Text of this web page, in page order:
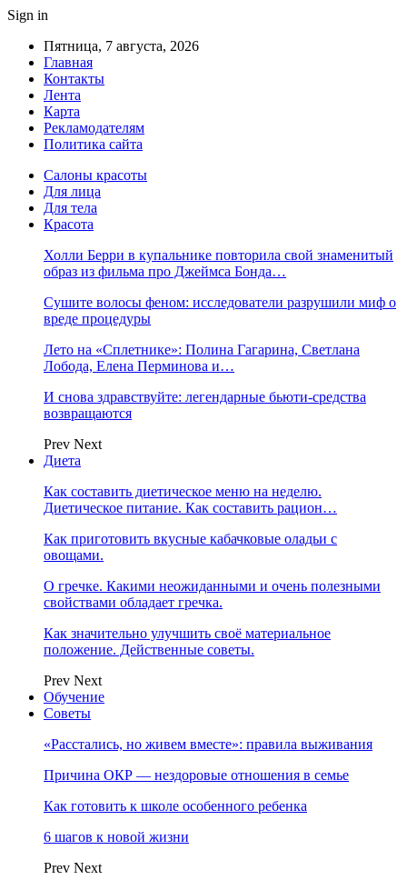
Sign in
Пятница, 7 августа, 2026
Главная
Контакты
Лента
Карта
Рекламодателям
Политика сайта
Салоны красоты
Для лица
Для тела
Красота
Холли Берри в купальнике повторила свой знаменитый
образ из фильма про Джеймса Бонда…
Сушите волосы феном: исследователи разрушили миф о
вреде процедуры
Лето на «Сплетнике»: Полина Гагарина, Светлана
Лобода, Елена Перминова и…
И снова здравствуйте: легендарные бьюти-средства
возвращаются
Prev Next
Диета
Как составить диетическое меню на неделю.
Диетическое питание. Как составить рацион…
Как приготовить вкусные кабачковые оладьи с
овощами.
О гречке. Какими неожиданными и очень полезными
свойствами обладает гречка.
Как значительно улучшить своё материальное
положение. Действенные советы.
Prev Next
Обучение
Советы
«Расстались, но живем вместе»: правила выживания
Причина ОКР — нездоровые отношения в семье
Как готовить к школе особенного ребенка
6 шагов к новой жизни
Prev Next